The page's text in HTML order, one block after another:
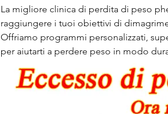
La migliore clinica di perdita di peso
raggiungere i tuoi obiettivi di
Offriamo programmi personalizzati,
per aiutarti a perdere peso in modo